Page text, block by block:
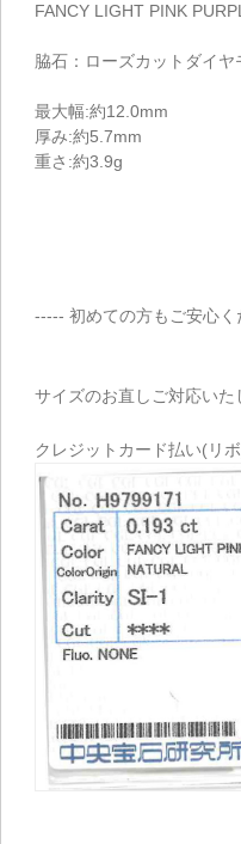
FANCY LIGHT PINK
脇石：ローズカットダイ
最大幅:約12.0mm
厚み:約5.7mm
重さ:約3.9g
----- 初めての方もご安心く
サイズのお直しご対応いた
クレジットカード払い(リボ